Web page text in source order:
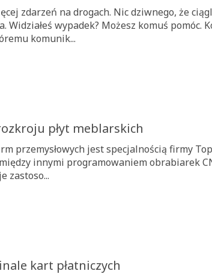
zdarzeń na drogach. Nic dziwnego, że
wypadek? Możesz komuś pomóc.
komunik...
płyt meblarskich
przemysłowych jest specjalnością firmy
innymi programowaniem obrabiarek
zastoso...
kart płatniczych